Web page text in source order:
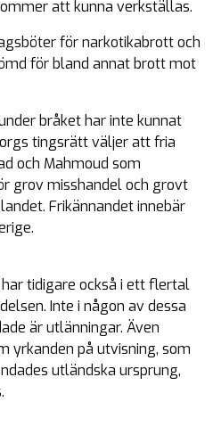
att kunna verkställas.
för narkotikabrott och
för bland annat brott mot
bråket har inte kunnat
tingsrätt väljer att fria
och Mahmoud som
grov misshandel och grovt
Frikännandet innebär
tidigare också i ett flertal
Inte i någon av dessa
är utlänningar. Även
yrkanden på utvisning, som
utländska ursprung,